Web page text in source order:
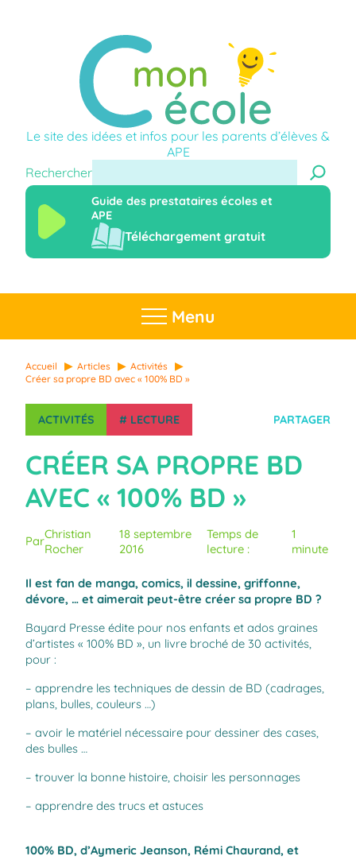
Le site des idées et infos pour les parents d’élèves &
APE
Rechercher
Guide des prestataires écoles et
APE
Téléchargement gratuit
Menu
Accueil Articles
Activités
Créer sa propre BD avec « 100% BD »
ACTIVITÉS # LECTURE PARTAGER
CRÉER SA PROPRE BD
AVEC « 100% BD »
ParChristian
Rocher
18 septembre
2016
Temps de
lecture :
1
minute
Il est fan de manga, comics, il dessine, griffonne,
dévore, … et aimerait peut-être créer sa propre BD ?
Bayard Presse édite pour nos enfants et ados graines
d’artistes « 100% BD », un livre broché de 30 activités,
pour :
– apprendre les techniques de dessin de BD (cadrages,
plans, bulles, couleurs …)
– avoir le matériel nécessaire pour dessiner des cases,
des bulles …
– trouver la bonne histoire, choisir les personnages
– apprendre des trucs et astuces
100% BD, d’Aymeric Jeanson, Rémi Chaurand, et